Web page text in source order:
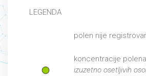
LEGENDA
polen nije
koncentracije
izuzetno osetljivih